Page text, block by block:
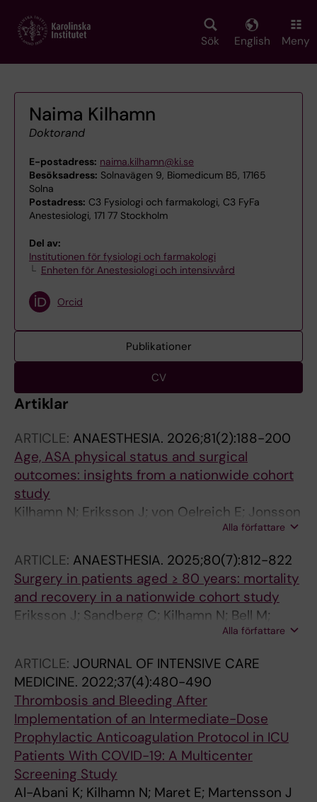
main
Sök English Meny
Naima Kilhamn
Doktorand
E-postadress: naima.kilhamn@ki.se
Besöksadress: Solnavägen 9, Biomedicum B5, 17165
Solna
Postadress: C3 Fysiologi och farmakologi, C3 FyFa
Anestesiologi, 171 77 Stockholm
Del av:
Institutionen för fysiologi och farmakologi
Enheten för Anestesiologi och intensivvård
Orcid
Publikationer
CV
Artiklar
ARTICLE: ANAESTHESIA. 2026;81(2):188-200
Age, ASA physical status and surgical
outcomes: insights from a nationwide cohort
study
Kilhamn N; Eriksson J; von Oelreich E; Jonsson
Alla författare
ARTICLE: ANAESTHESIA. 2025;80(7):812-822
Surgery in patients aged ≥ 80 years: mortality
and recovery in a nationwide cohort study
Eriksson J; Sandberg C; Kilhamn N; Bell M;
Alla författare
ARTICLE: JOURNAL OF INTENSIVE CARE
MEDICINE. 2022;37(4):480-490
Thrombosis and Bleeding After
Implementation of an Intermediate-Dose
Prophylactic Anticoagulation Protocol in ICU
Patients With COVID-19: A Multicenter
Screening Study
Al-Abani K; Kilhamn N; Maret E; Martensson J